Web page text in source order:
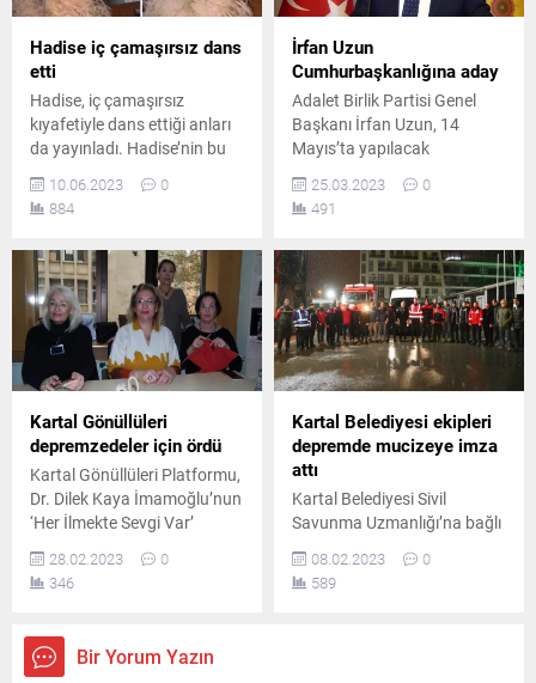
Hadise iç çamaşırsız dans
etti
Hadise, iç çamaşırsız
kıyafetiyle dans ettiği anları
da yayınladı. Hadise’nin bu
seksi dansı sosyal medyayı
salladı..
10.06.2023
0
884
İrfan Uzun
Cumhurbaşkanlığına aday
Adalet Birlik Partisi Genel
Başkanı İrfan Uzun, 14
Mayıs’ta yapılacak
seçimlerde
Cumhurbaşkanlığı’na aday
oldu..
25.03.2023
0
491
Kartal Gönüllüleri
depremzedeler için ördü
Kartal Gönüllüleri Platformu,
Dr. Dilek Kaya İmamoğlu’nun
‘Her İlmekte Sevgi Var’
sloganıyla başlattığı yardım
kampanyası çerçevesinde
depremzede çocuklar için,
28.02.2023
0
346
Kartal Belediyesi ekipleri
depremde mucizeye imza
attı
Kartal Belediyesi Sivil
Savunma Uzmanlığı’na bağlı
Arama-Kurtarma ekiplerimiz
tüm gece gece süren
çalışmalar sonucu sabah
08.02.2023
0
589
Bir Yorum Yazın